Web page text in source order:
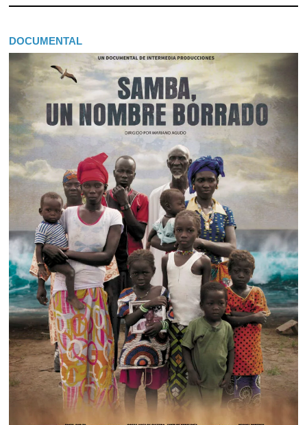
DOCUMENTAL